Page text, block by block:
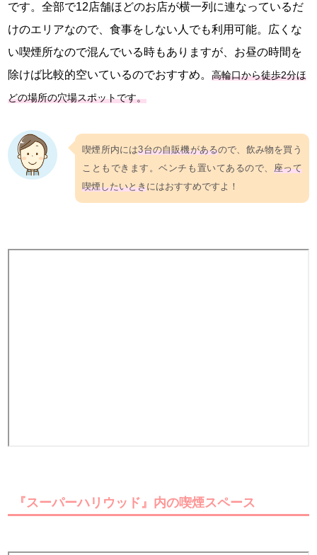
です。全部で12店舗ほどのお店が横一列に連なっているだ
けのエリアなので、食事をしない人でも利用可能。広くな
い喫煙所なので混んでいる時もありますが、お昼の時間を
除けば比較的空いているのでおすすめ。高輪口から徒歩2分ほ
どの場所の穴場スポットです。
喫煙所内には3台の自販機があるので、飲み物を買う
こともできます。ベンチも置いてあるので、 座って
喫煙したいときにはおすすめですよ！
『スーパーハリウッド』内の喫煙スペース